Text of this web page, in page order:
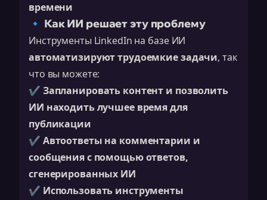
времени
🔹 Как ИИ решает эту проблему
Инструменты LinkedIn на базе ИИ
автоматизируют трудоемкие задачи, так
что вы можете:
✔️ Запланировать контент и позволить
ИИ находить лучшее время для
публикации
✔️ Автоответы на комментарии и
сообщения с помощью ответов,
сгенерированных ИИ
✔️ Использовать инструменты